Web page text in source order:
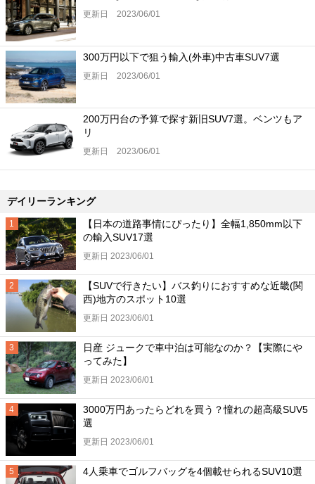
更新日 2023/06/01
300万円以下で狙う輸入(外車)中古車SUV7選
更新日 2023/06/01
200万円台の予算で探す新旧SUV7選。ベンツもア
リ
更新日 2023/06/01
デイリーランキング
【日本の道路事情にぴったり】全幅1,850mm以下
の輸入SUV17選
更新日 2023/06/01
【SUVで行きたい】バス釣りにおすすめな近畿(関
西)地方のスポット10選
更新日 2023/06/01
日産 ジュークで車中泊は可能なのか？【実際にや
ってみた】
更新日 2023/06/01
3000万円あったらどれを買う？憧れの超高級SUV5
選
更新日 2023/06/01
4人乗車でゴルフバッグを4個載せられるSUV10選